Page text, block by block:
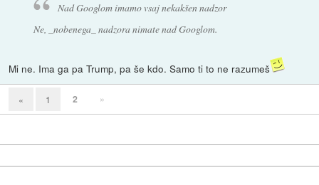
Nad Googlom imamo vsaj nekakšen nadzor
Ne, _nobenega_ nadzora nimate nad Googlom.
Mi ne. Ima ga pa Trump, pa še kdo. Samo ti to ne razumeš
« 1 2 »